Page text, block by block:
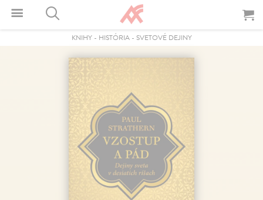
KNIHY- HISTÓRIA- SVETOVÉ DEJINY